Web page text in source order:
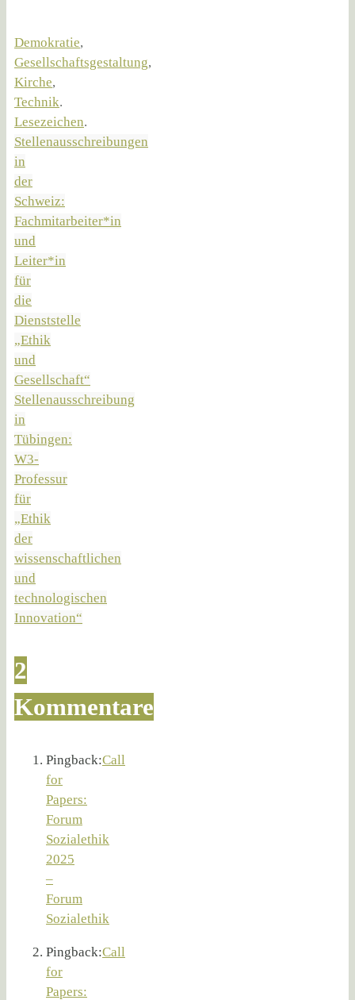
Demokratie,
Gesellschaftsgestaltung,
Kirche,
Technik.
Lesezeichen.
Stellenausschreibungen
in
der
Schweiz:
Fachmitarbeiter*in
und
Leiter*in
für
die
Dienststelle
„Ethik
und
Gesellschaft“
Stellenausschreibung
in
Tübingen:
W3-
Professur
für
„Ethik
der
wissenschaftlichen
und
technologischen
Innovation“
2
Kommentare
Pingback:Call
for
Papers:
Forum
Sozialethik
2025
–
Forum
Sozialethik
Pingback:Call
for
Papers: